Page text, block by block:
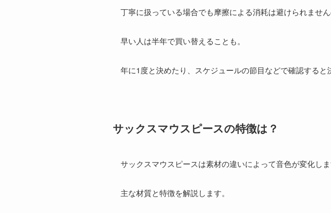
丁寧に扱っている場合でも摩擦による消耗は避けられませ
早い人は半年で買い替えることも。
年に1度と決めたり、スケジュールの節目などで確認すると
サックスマウスピースの特徴は？
サックスマウスピースは素材の違いによって音色が変化しま
主な材質と特徴を解説します。